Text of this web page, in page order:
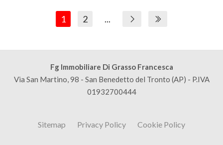
1 2 ...
Fg Immobiliare Di Grasso Francesca
Via San Martino, 98 - San Benedetto del Tronto (AP) - P.IVA
01932700444
Sitemap Privacy Policy Cookie Policy